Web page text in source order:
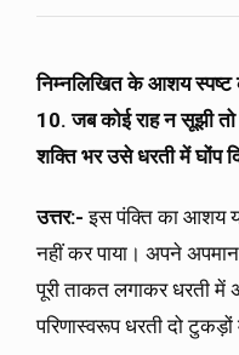
निम्नलिखित के आशय स्पष्ट
10. जब कोई राह न सूझी
शक्ति भर उसे धरती में घोंप
उत्तर:-इस पंक्ति का आशय
नहीं कर पाया। अपने
पूरी ताकत लगाकर धरती में
परिणास्वरूप धरती दो